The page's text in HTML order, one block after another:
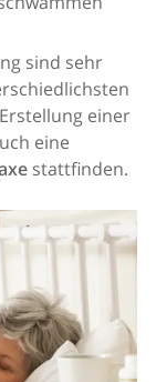
sind sehr
einer
eine
stattfinden.